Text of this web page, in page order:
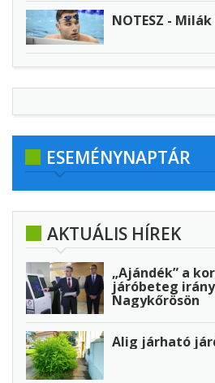
NOTESZ -
ESEMÉNYNAPTÁR
AKTUÁLIS HÍREK
„Ajándék” a
járóbeteg
Nagykőrösön
Alig járható